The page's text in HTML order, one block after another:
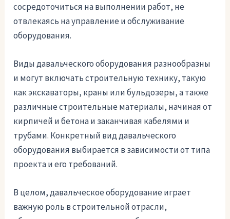
сосредоточиться на выполнении работ, не
отвлекаясь на управление и обслуживание
оборудования.
Виды давальческого оборудования разнообразны
и могут включать строительную технику, такую
как экскаваторы, краны или бульдозеры, а также
различные строительные материалы, начиная от
кирпичей и бетона и заканчивая кабелями и
трубами. Конкретный вид давальческого
оборудования выбирается в зависимости от типа
проекта и его требований.
В целом, давальческое оборудование играет
важную роль в строительной отрасли,